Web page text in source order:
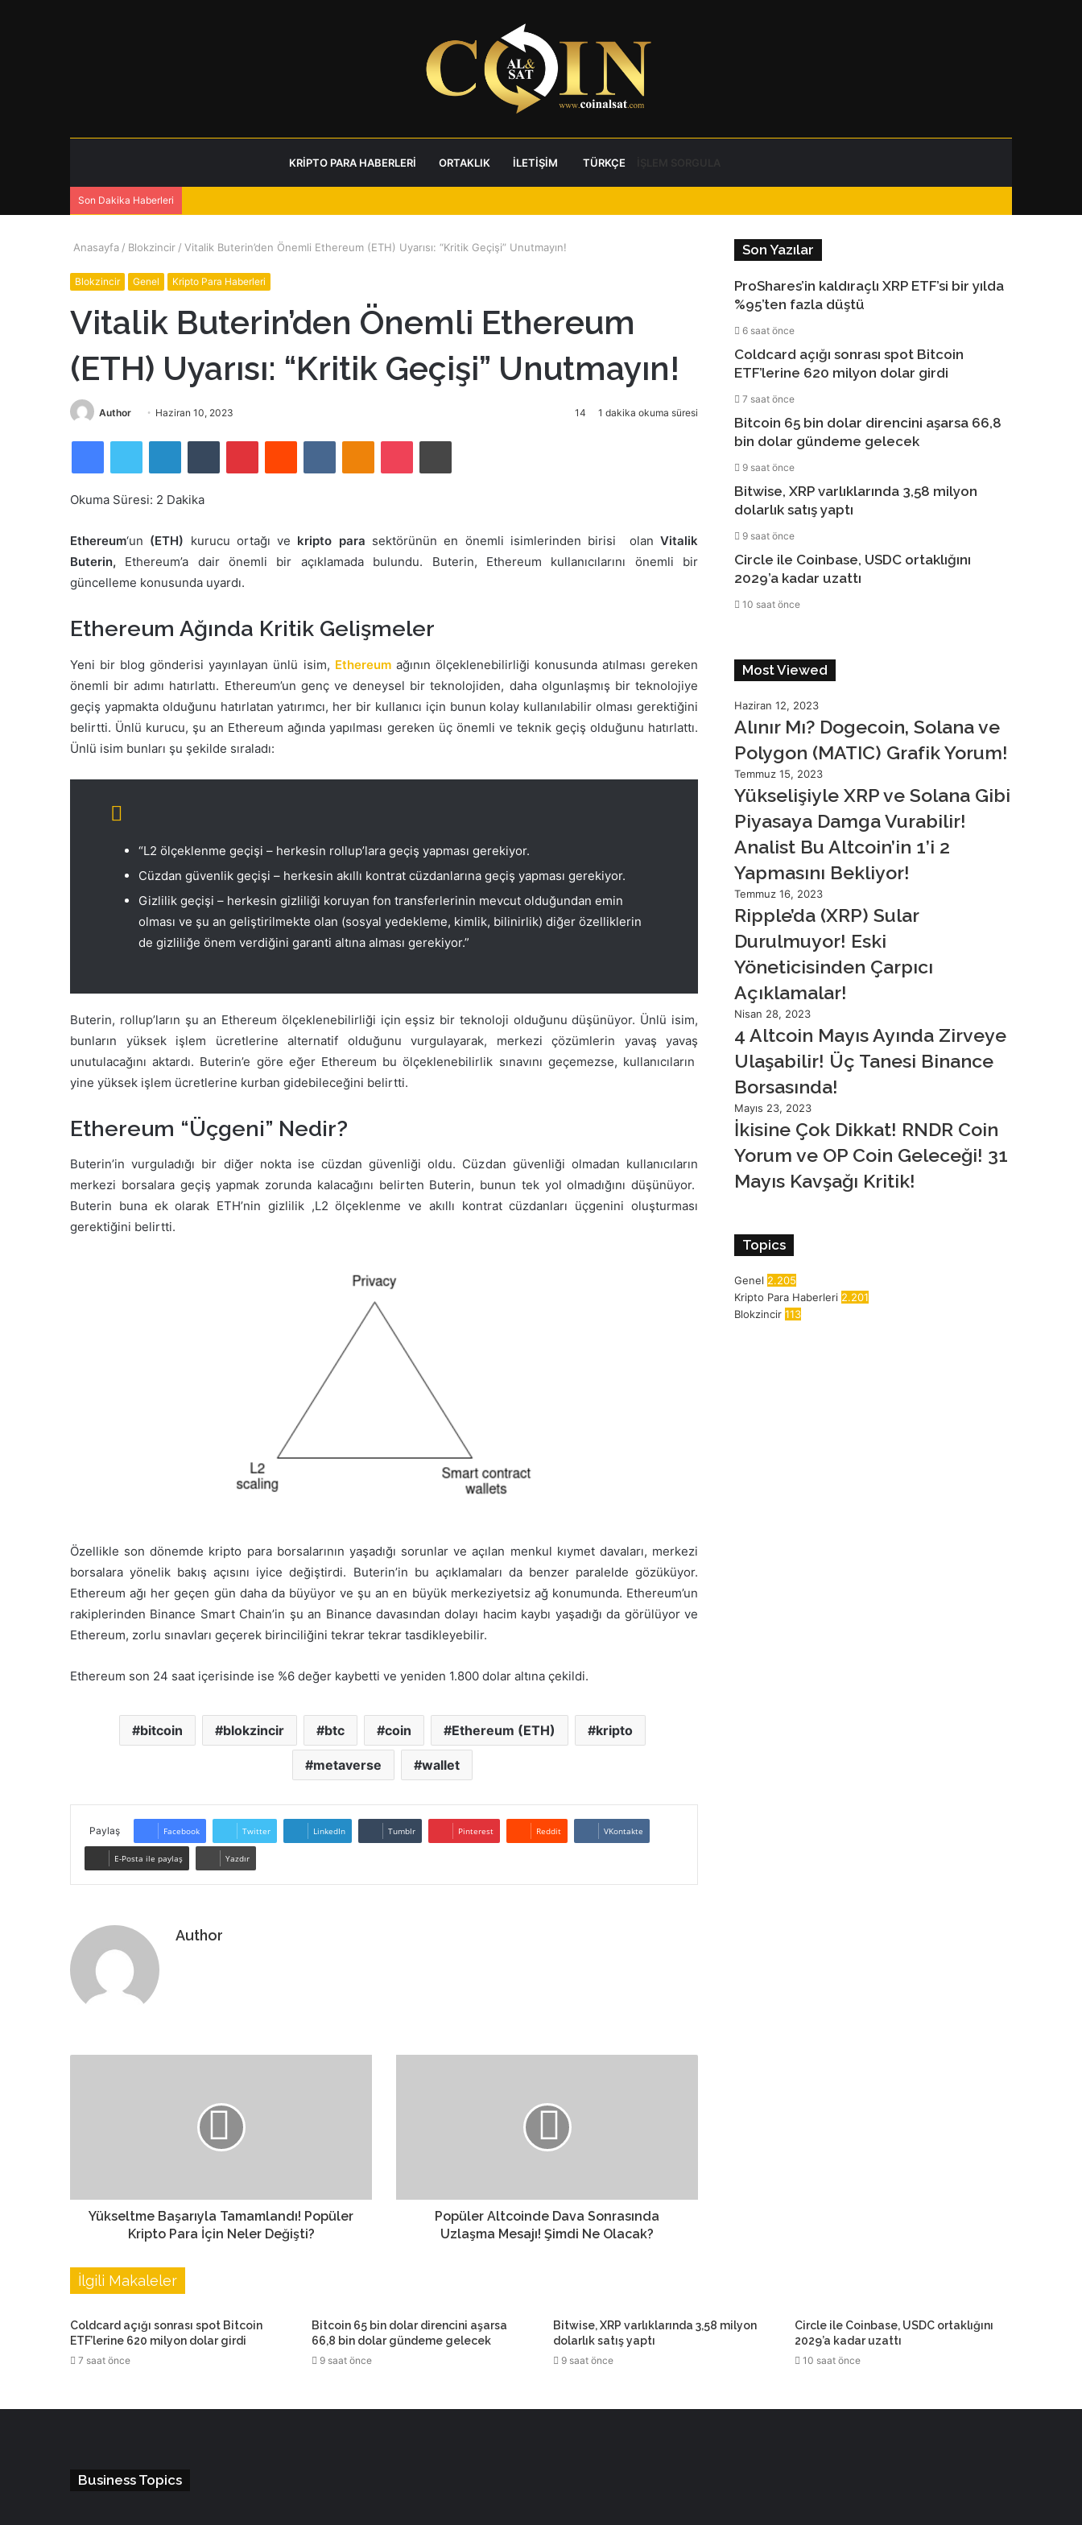
KRIPTO PARA HABERLERI ORTAKLIK İLETIŞIM TÜRKÇE
Son Dakika Haberleri
Anasayfa / Blokzincir / Vitalik Buterin’den Önemli Ethereum (ETH) Uyarısı: “Kritik Geçişi” Unutmayın!
Blokzincir Genel Kripto Para Haberleri
Vitalik Buterin’den Önemli Ethereum
(ETH) Uyarısı: “Kritik Geçişi” Unutmayın!
Author
göndermek
Haziran 10, 2023 14 1 dakika okuma süresi
FacebookTwitter LinkedInTumblr PinterestReddit VKontakteOdnoklassniki
Pocket Yazdır
Okuma Süresi: 2 Dakika
Ethereum‘un (ETH) kurucu ortağı ve kripto para sektörünün en önemli isimlerinden birisi olanVitalik
Buterin, Ethereum’a dair önemli bir açıklamada bulundu. Buterin, Ethereum kullanıcılarını önemli bir
güncelleme konusunda uyardı.
Ethereum Ağında Kritik Gelişmeler
Yeni bir blog gönderisi yayınlayan ünlü isim, Ethereumağının ölçeklenebilirliği konusunda atılması gereken
önemli bir adımı hatırlattı. Ethereum’un genç ve deneysel bir teknolojiden, daha olgunlaşmış bir teknolojiye
geçiş yapmakta olduğunu hatırlatan yatırımcı, her bir kullanıcı için bunun kolay kullanılabilir olması gerektiğini
belirtti. Ünlü kurucu, şu an Ethereum ağında yapılması gereken üç önemli ve teknik geçiş olduğunu hatırlattı.
Ünlü isim bunları şu şekilde sıraladı:
“L2 ölçeklenme geçişi – herkesin rollup’lara geçiş yapması gerekiyor.
Cüzdan güvenlik geçişi – herkesin akıllı kontrat cüzdanlarına geçiş yapması gerekiyor.
Gizlilik geçişi – herkesin gizliliği koruyan fon transferlerinin mevcut olduğundan emin
olması ve şu an geliştirilmekte olan (sosyal yedekleme, kimlik, bilinirlik) diğer özelliklerin
de gizliliğe önem verdiğini garanti altına alması gerekiyor.”
Buterin, rollup’ların şu an Ethereum ölçeklenebilirliği için eşsiz bir teknoloji olduğunu düşünüyor. Ünlü isim,
bunların yüksek işlem ücretlerine alternatif olduğunu vurgulayarak, merkezi çözümlerin yavaş yavaş
unutulacağını aktardı. Buterin’e göre eğer Ethereum bu ölçeklenebilirlik sınavını geçemezse, kullanıcıların
yine yüksek işlem ücretlerine kurban gidebileceğini belirtti.
Ethereum “Üçgeni” Nedir?
Buterin’in vurguladığı bir diğer nokta ise cüzdan güvenliği oldu. Cüzdan güvenliği olmadan kullanıcıların
merkezi borsalara geçiş yapmak zorunda kalacağını belirten Buterin, bunun tek yol olmadığını düşünüyor.
Buterin buna ek olarak ETH’nin gizlilik ,L2 ölçeklenme ve akıllı kontrat cüzdanları üçgenini oluşturması
gerektiğini belirtti.
Özellikle son dönemde kripto para borsalarının yaşadığı sorunlar ve açılan menkul kıymet davaları, merkezi
borsalara yönelik bakış açısını iyice değiştirdi. Buterin’in bu açıklamaları da benzer paralelde gözüküyor.
Ethereum ağı her geçen gün daha da büyüyor ve şu an en büyük merkeziyetsiz ağ konumunda. Ethereum’un
rakiplerinden Binance Smart Chain’in şu an Binance davasından dolayı hacim kaybı yaşadığı da görülüyor ve
Ethereum, zorlu sınavları geçerek birinciliğini tekrar tekrar tasdikleyebilir.
Ethereum son 24 saat içerisinde ise %6 değer kaybetti ve yeniden 1.800 dolar altına çekildi.
bitcoin blokzincir btc coin Ethereum (ETH) kripto
metaverse wallet
Paylaş Facebook Twitter LinkedIn Tumblr Pinterest Reddit VKontakte
E-Posta ile paylaş Yazdır
Author
Yükseltme Başarıyla Tamamlandı! Popüler
Kripto Para İçin Neler Değişti?
Popüler Altcoinde Dava Sonrasında
Uzlaşma Mesajı! Şimdi Ne Olacak?
Son Yazılar
ProShares’in kaldıraçlı XRP ETF’si bir yılda
%95’ten fazla düştü
6 saat önce
Coldcard açığı sonrası spot Bitcoin
ETF’lerine 620 milyon dolar girdi
7 saat önce
Bitcoin 65 bin dolar direncini aşarsa 66,8
bin dolar gündeme gelecek
9 saat önce
Bitwise, XRP varlıklarında 3,58 milyon
dolarlık satış yaptı
9 saat önce
Circle ile Coinbase, USDC ortaklığını
2029’a kadar uzattı
10 saat önce
Most Viewed
Haziran 12, 2023
Alınır Mı? Dogecoin, Solana ve
Polygon (MATIC) Grafik Yorum!
Temmuz 15, 2023
Yükselişiyle XRP ve Solana Gibi
Piyasaya Damga Vurabilir!
Analist Bu Altcoin’in 1’i 2
Yapmasını Bekliyor!
Temmuz 16, 2023
Ripple’da (XRP) Sular
Durulmuyor! Eski
Yöneticisinden Çarpıcı
Açıklamalar!
Nisan 28, 2023
4 Altcoin Mayıs Ayında Zirveye
Ulaşabilir! Üç Tanesi Binance
Borsasında!
Mayıs 23, 2023
İkisine Çok Dikkat! RNDR Coin
Yorum ve OP Coin Geleceği! 31
Mayıs Kavşağı Kritik!
Topics
Genel 2.205
Kripto Para Haberleri 2.201
Blokzincir 113
İlgili Makaleler
Coldcard açığı sonrası spot Bitcoin
ETF’lerine 620 milyon dolar girdi
7 saat önce
Bitcoin 65 bin dolar direncini aşarsa
66,8 bin dolar gündeme gelecek
9 saat önce
Bitwise, XRP varlıklarında 3,58 milyon
dolarlık satış yaptı
9 saat önce
Circle ile Coinbase, USDC ortaklığını
2029’a kadar uzattı
10 saat önce
Business Topics